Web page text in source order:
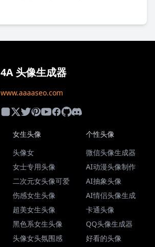
4A 头像生成器
www.aaaaseo.com
女生头像
头像女
女士专用头像
二次元女头像可爱
伤感女生头像
超美女生头像
黑色系女生头像
头像女头氛围感
个性头像
微信头像生成器
AI动漫头像制作
AI抽象头像
AI情侣头像生成
卡通头像
QQ头像生成器
好看的头像